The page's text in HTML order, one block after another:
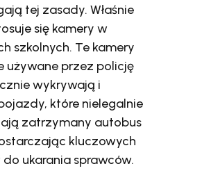
tej zasady. Właśnie
się kamery w
szkolnych. Te kamery
używane przez policję
wykrywają i
które nielegalnie
zatrzymany autobus
kluczowych
ukarania sprawców.